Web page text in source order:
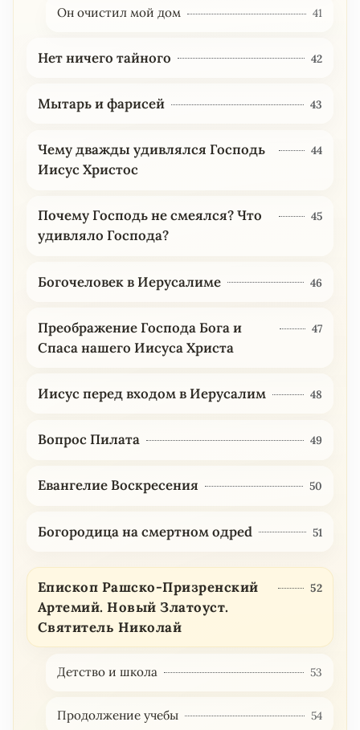
Он очистил мой дом 41
Нет ничего тайного 42
Мытарь и фарисей 43
Чему дважды удивлялся Господь
Иисус Христос
44
Почему Господь не смеялся? Что
удивляло Господа?
45
Богочеловек в Иерусалиме 46
Преображение Господа Бога и
Спаса нашего Иисуса Христа
47
Иисус перед входом в Иерусалим 48
Вопрос Пилата 49
Евангелие Воскресения 50
Богородица на смертном одреd 51
Епископ Рашско-Призренский
Артемий. Новый Златоуст.
Святитель Николай
52
Детство и школа 53
Продолжение учебы 54